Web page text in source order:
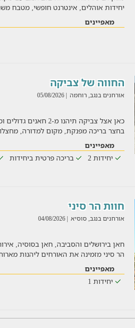
יחידות אוהלים, אינטרנט חופשי, מטבח
מאפיינים
החווה של צביקה
אורחנים בנגב, רוחמה | 05/08/2026
כאן אצל צביקה תיהנו
בחצר בריכה מפנקת, מקום למדורה,
מאפיינים
יחידות 2
בריכה פרטית ביחידות
חוות הר סיני
אורחנים בנגב, סוסיא | 04/08/2026
חאן בירושלים והסביבה, חאן בסוסיה,
הר סיני מזמינה את האורחים ליהנות
מאפיינים
יחידות 1